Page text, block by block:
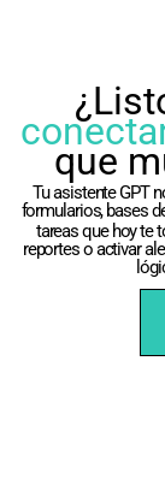
que
Tu asistente GPT
formularios, bases
tareas que hoy te
reportes o activar